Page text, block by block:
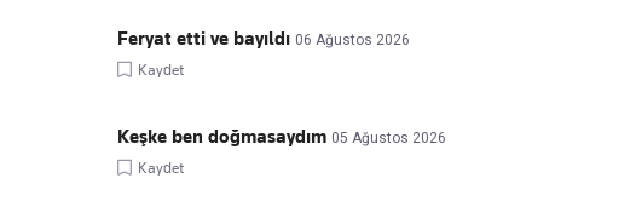
Feryat etti ve bayıldı 06 Ağustos 2026
Kaydet
Keşke ben doğmasaydım 05 Ağustos 2026
Kaydet